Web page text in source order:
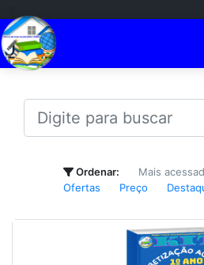
Ordenar: Mais
Ofertas
Preço